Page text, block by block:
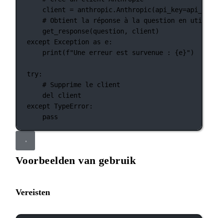
client = anthropic.Anthropic(api_key=api_key)
# Obtient la réponse à la question en
get_response(question, client)
except
Exception as e:
print (f"Une erreur est survenue : {e}" )
try:
# Supprime le client
del
client
except TypeError:
pass
Voorbeelden van gebruik
Vereisten